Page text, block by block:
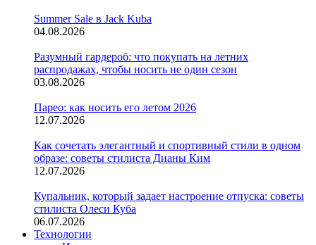
Summer Sale в Jack Kuba
04.08.2026
Разумный гардероб: что покупать на летних
распродажах, чтобы носить не один сезон
03.08.2026
Парео: как носить его летом 2026
12.07.2026
Как сочетать элегантный и спортивный стили в одном
образе: советы стилиста Дианы Ким
12.07.2026
Купальник, который задает настроение отпуска: советы
стилиста Олеси Куба
06.07.2026
Технологии